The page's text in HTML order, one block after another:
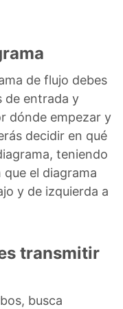
de flujo debes
de entrada y
dónde empezar y
decidir en qué
teniendo
el diagrama
y de izquierda a
transmitir
busca